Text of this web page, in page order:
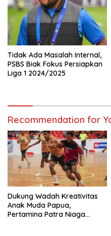
Tidak Ada Masalah Internal,
PSBS Biak Fokus Persiapkan
Liga 1 2024/2025
Recommendation for
Dukung Wadah Kreativitas
Anak Muda Papua,
Pertamina Patra Niaga